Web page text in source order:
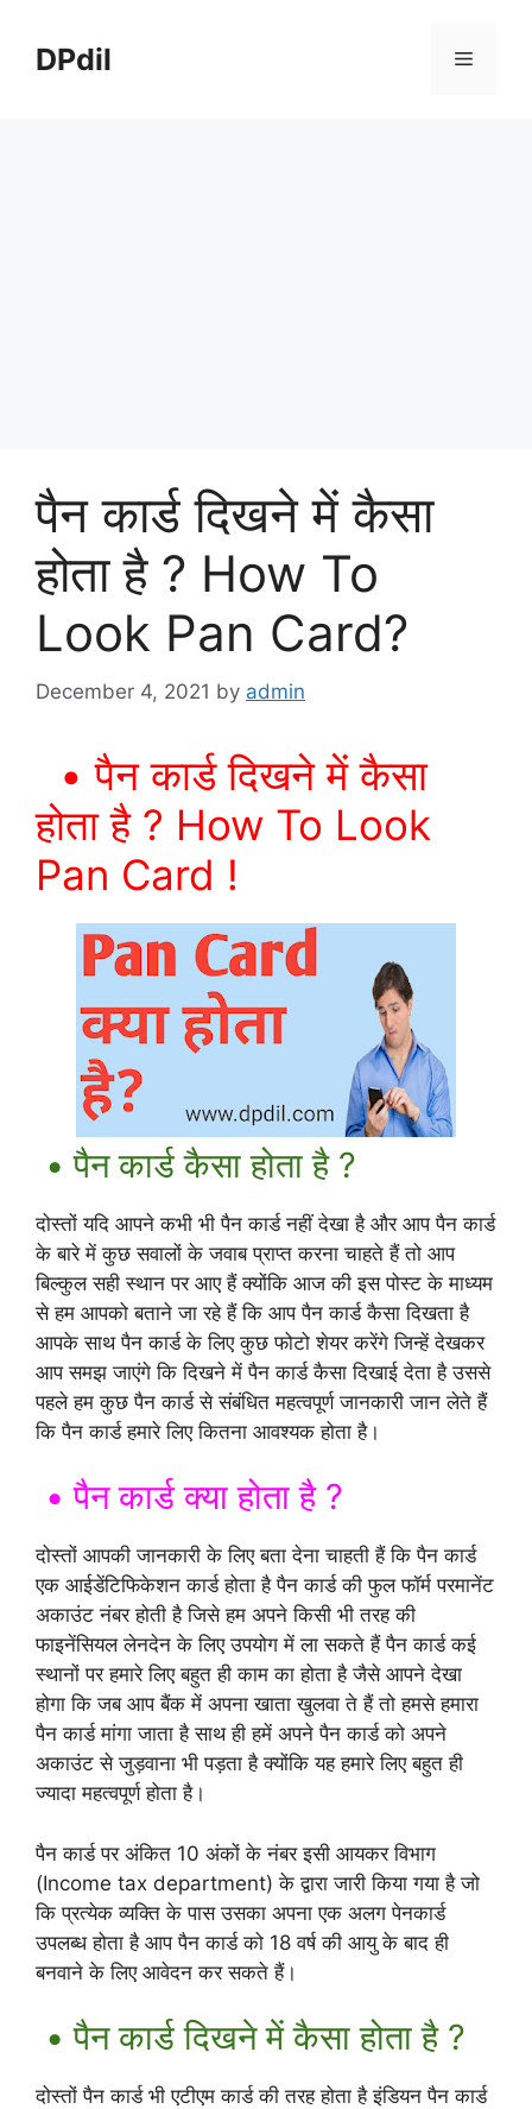
contentDPdil Menu
पैन कार्ड दिखने में कैसा
होता है ? How To
Look Pan Card?
December 4, 2021 by admin
• पैन कार्ड दिखने में कैसा
होता है ? How To Look
Pan Card !
• पैन कार्ड कैसा होता है ?
दोस्तों यदि आपने कभी भी पैन कार्ड नहीं देखा है और आप पैन कार्ड
के बारे में कुछ सवालों के जवाब प्राप्त करना चाहते हैं तो आप
बिल्कुल सही स्थान पर आए हैं क्योंकि आज की इस पोस्ट के माध्यम
से हम आपको बताने जा रहे हैं कि आप पैन कार्ड कैसा दिखता है
आपके साथ पैन कार्ड के लिए कुछ फोटो शेयर करेंगे जिन्हें देखकर
आप समझ जाएंगे कि दिखने में पैन कार्ड कैसा दिखाई देता है उससे
पहले हम कुछ पैन कार्ड से संबंधित महत्वपूर्ण जानकारी जान लेते हैं
कि पैन कार्ड हमारे लिए कितना आवश्यक होता है।
• पैन कार्ड क्या होता है ?
दोस्तों आपकी जानकारी के लिए बता देना चाहती हैं कि पैन कार्ड
एक आईडेंटिफिकेशन कार्ड होता है पैन कार्ड की फुल फॉर्म परमानेंट
अकाउंट नंबर होती है जिसे हम अपने किसी भी तरह की
फाइनेंसियल लेनदेन के लिए उपयोग में ला सकते हैं पैन कार्ड कई
स्थानों पर हमारे लिए बहुत ही काम का होता है जैसे आपने देखा
होगा कि जब आप बैंक में अपना खाता खुलवा ते हैं तो हमसे हमारा
पैन कार्ड मांगा जाता है साथ ही हमें अपने पैन कार्ड को अपने
अकाउंट से जुड़वाना भी पड़ता है क्योंकि यह हमारे लिए बहुत ही
ज्यादा महत्वपूर्ण होता है।
पैन कार्ड पर अंकित 10 अंकों के नंबर इसी आयकर विभाग
(Income tax department) के द्वारा जारी किया गया है जो
कि प्रत्येक व्यक्ति के पास उसका अपना एक अलग पेनकार्ड
उपलब्ध होता है आप पैन कार्ड को 18 वर्ष की आयु के बाद ही
बनवाने के लिए आवेदन कर सकते हैं।
• पैन कार्ड दिखने में कैसा होता है ?
दोस्तों पैन कार्ड भी एटीएम कार्ड की तरह होता है इंडियन पैन कार्ड